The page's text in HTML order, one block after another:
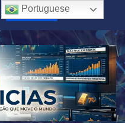
8:06:18 AM
Portuguese